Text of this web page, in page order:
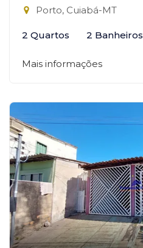
Porto, Cuiabá-MT
2 Quartos 2 Banheiros
Mais informações